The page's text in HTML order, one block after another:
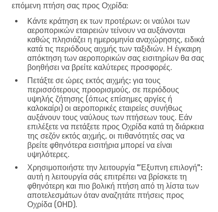
επόμενη πτήση σας προς Οχρίδα:
Κάντε κράτηση εκ των προτέρων: οι ναύλοι των
αεροπορικών εταιρειών τείνουν να αυξάνονται
καθώς πλησιάζει η ημερομηνία αναχώρησης, ειδικά
κατά τις περιόδους αιχμής των ταξιδιών. Η έγκαιρη
απόκτηση των αεροπορικών σας εισιτηρίων θα σας
βοηθήσει να βρείτε καλύτερες προσφορές.
Πετάξτε σε ώρες εκτός αιχμής: για τους
περισσότερους προορισμούς, σε περιόδους
υψηλής ζήτησης (όπως επίσημες αργίες ή
καλοκαίρι) οι αεροπορικές εταιρείες συνήθως
αυξάνουν τους ναύλους των πτήσεων τους. Εάν
επιλέξετε να πετάξετε προς Οχρίδα κατά τη διάρκεια
της σεζόν εκτός αιχμής, οι πιθανότητές σας να
βρείτε φθηνότερα εισιτήρια μπορεί να είναι
υψηλότερες.
Χρησιμοποιήστε την λειτουργία "Έξυπνη επιλογή":
αυτή η λειτουργία σάς επιτρέπει να βρίσκετε τη
φθηνότερη και πιο βολική πτήση από τη λίστα των
αποτελεσμάτων όταν αναζητάτε πτήσεις προς
Οχρίδα (OHD).